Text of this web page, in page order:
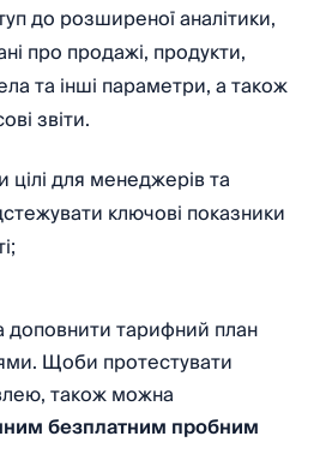
до розширеної аналітики,
про продажі, продукти,
та інші параметри, а також
звіти.
цілі для менеджерів та
ключові показники
тарифний план
Щоби протестувати
також можна
безплатним пробним